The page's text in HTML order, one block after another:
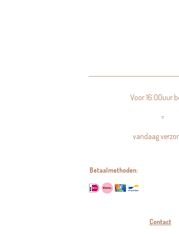
Voor 16:00uur
=
vandaag
Betaalmethoden:
Contact